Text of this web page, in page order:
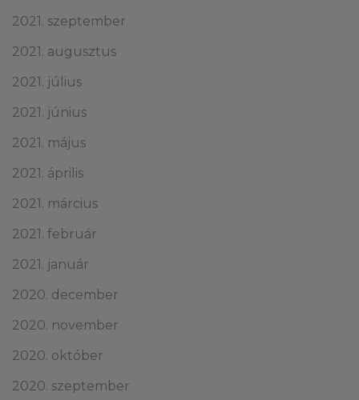
2021. szeptember
2021. augusztus
2021. július
2021. június
2021. május
2021. április
2021. március
2021. február
2021. január
2020. december
2020. november
2020. október
2020. szeptember